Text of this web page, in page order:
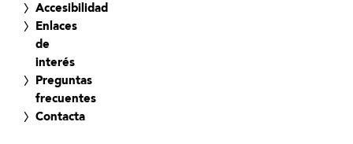
Accesibilidad
Enlaces
de
interés
Preguntas
frecuentes
Contacta